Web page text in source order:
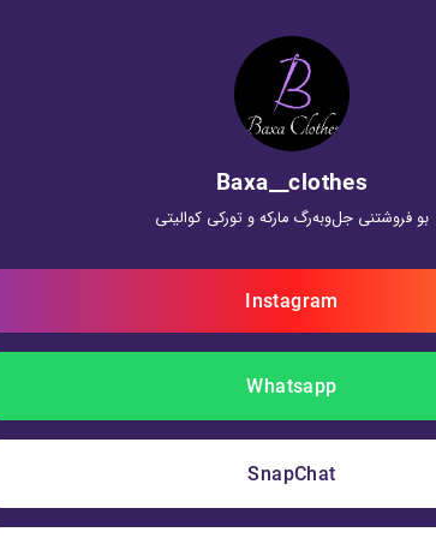
Baxa__clothes
بو فروشتنی جل‌وبه‌رگ‌ مارکه و تورکی کوالیتی
Instagram
Whatsapp
SnapChat